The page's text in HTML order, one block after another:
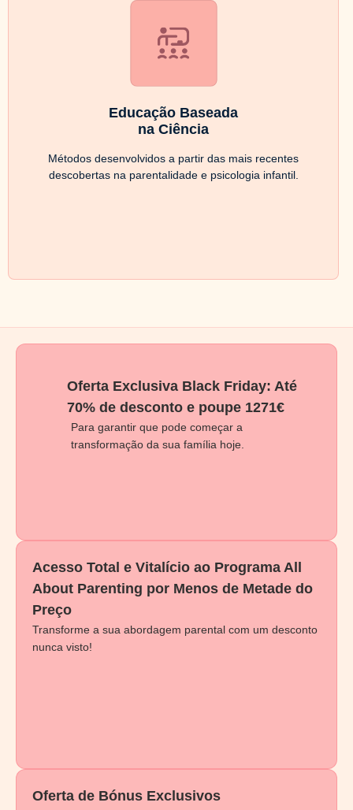
Educação Baseada
na Ciência
Métodos desenvolvidos a partir das mais recentes
descobertas na parentalidade e psicologia infantil.
Oferta Exclusiva Black Friday: Até
70% de desconto e poupe 1271€
Para garantir que pode começar a
transformação da sua família hoje.
Acesso Total e Vitalício ao Programa All
About Parenting por Menos de Metade do
Preço
Transforme a sua abordagem parental com um desconto
nunca visto!
Oferta de Bónus Exclusivos